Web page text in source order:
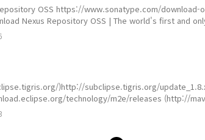
OSS https://www.sonatype.com/download-
Nexus Repository OSS | The world's first and
use. www.sonatype.com ex) Nexus downloaded
: C:\app\ 2. Extract File Unix : $ cd /home/user/app $
)http://subclipse.tigris.org/
technology/m2e/releases (http://
)http://m2eclipse.sonatype.org/sites/